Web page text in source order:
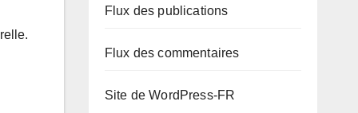
Flux des publications
Flux des commentaires
Site de WordPress-FR